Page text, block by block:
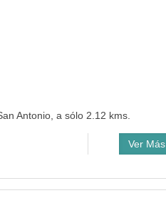
Antonio, a sólo 2.12 kms.
Ver Más